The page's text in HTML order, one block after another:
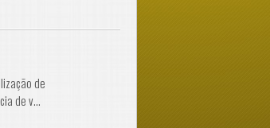
de
de v...